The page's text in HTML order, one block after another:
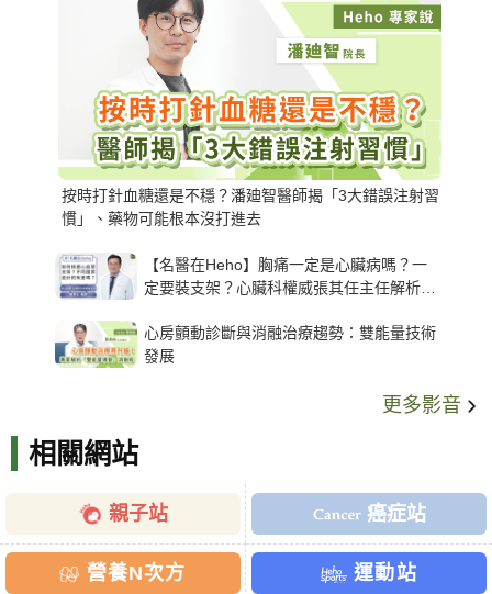
按時打針血糖還是不穩？潘廸智醫師揭「3大錯誤注射習
慣」、藥物可能根本沒打進去
【名醫在Heho】胸痛一定是心臟病嗎？一
定要裝支架？心臟科權威張其任主任解析支
心房顫動診斷與消融治療趨勢：雙能量技術
發展
更多影音
相關網站
親子站 癌症站
營養N次方 運動站